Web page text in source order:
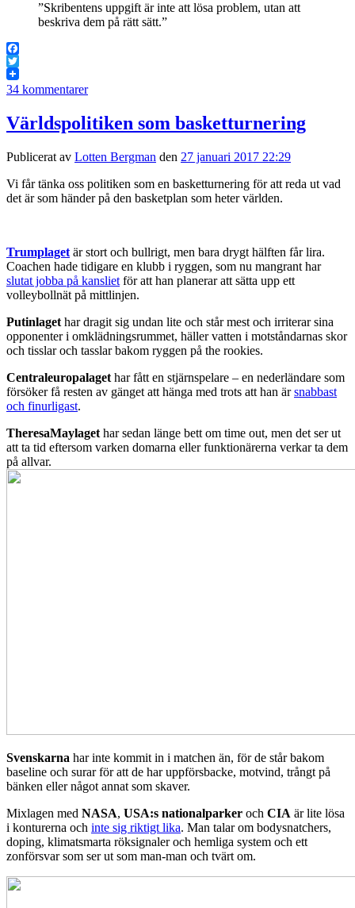
”Skribentens uppgift är inte att lösa problem, utan att
beskriva dem på rätt sätt.”
Facebook
Twitter
34 kommentarer
Världspolitiken som basketturnering
Publicerat av Lotten Bergman den 27 januari 2017 22:29
Vi får tänka oss politiken som en basketturnering för att reda ut vad
det är som händer på den basketplan som heter världen.
Trumplaget är stort och bullrigt, men bara drygt hälften får lira.
Coachen hade tidigare en klubb i ryggen, som nu mangrant har
slutat jobba på kansliet för att han planerar att sätta upp ett
volleybollnät på mittlinjen.
Putinlaget har dragit sig undan lite och står mest och irriterar sina
opponenter i omklädningsrummet, häller vatten i motståndarnas skor
och tisslar och tasslar bakom ryggen på the rookies.
Centraleuropalaget har fått en stjärnspelare – en nederländare som
försöker få resten av gänget att hänga med trots att han ärsnabbast
och finurligast.
TheresaMaylaget har sedan länge bett om time out, men det ser ut
att ta tid eftersom varken domarna eller funktionärerna verkar ta dem
på allvar.
Svenskarna har inte kommit in i matchen än, för de står bakom
baseline och surar för att de har uppförsbacke, motvind, trångt på
bänken eller något annat som skaver.
Mixlagen med NASA, USA:s nationalparker och CIA är lite lösa
i konturerna och inte sig riktigt lika. Man talar om bodysnatchers,
doping, klimatsmarta röksignaler och hemliga system och ett
zonförsvar som ser ut som man-man och tvärt om.